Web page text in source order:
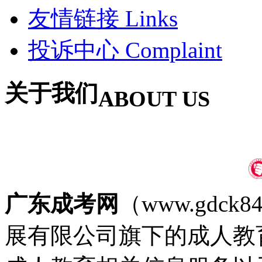
友情链接 Links
投诉中心 Complaint
关于我们ABOUT US
广东成考网
（
展有限公司旗下的成人